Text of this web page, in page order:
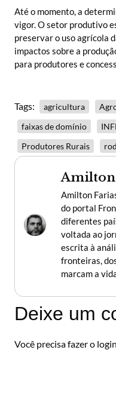
Até o momento, a
vigor. O setor produtivo
preservar o uso agrícola
impactos sobre a
para produtores e
Tags: agricultura
faixas de domínio
Produtores Rurais
Amilton
Amilton
do portal
diferentes
voltada ao
escrita à
fronteiras,
marcam a
Deixe um
Você precisa fazer o login